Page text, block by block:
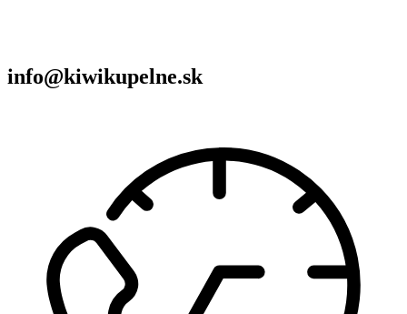
info@kiwikupelne.sk